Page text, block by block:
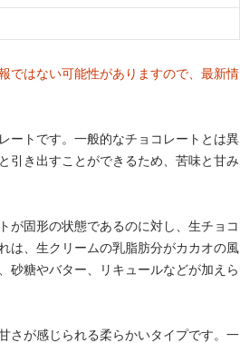
ではない可能性がありますので、最新情
ートです。一般的なチョコレートとは異
引き出すことができるため、苦味と甘み
が固形の状態であるのに対し、生チョコ
は、生クリームの乳脂肪分がカカオの風
砂糖やバター、リキュールなどが加えら
さが感じられる柔らかいタイプです。一